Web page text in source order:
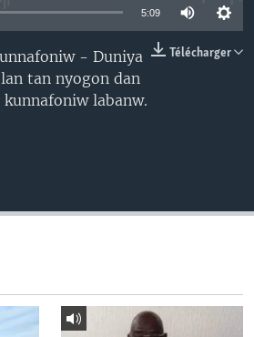
5:09
Télécharger
- Duniya
tan nyogon dan
labanw.